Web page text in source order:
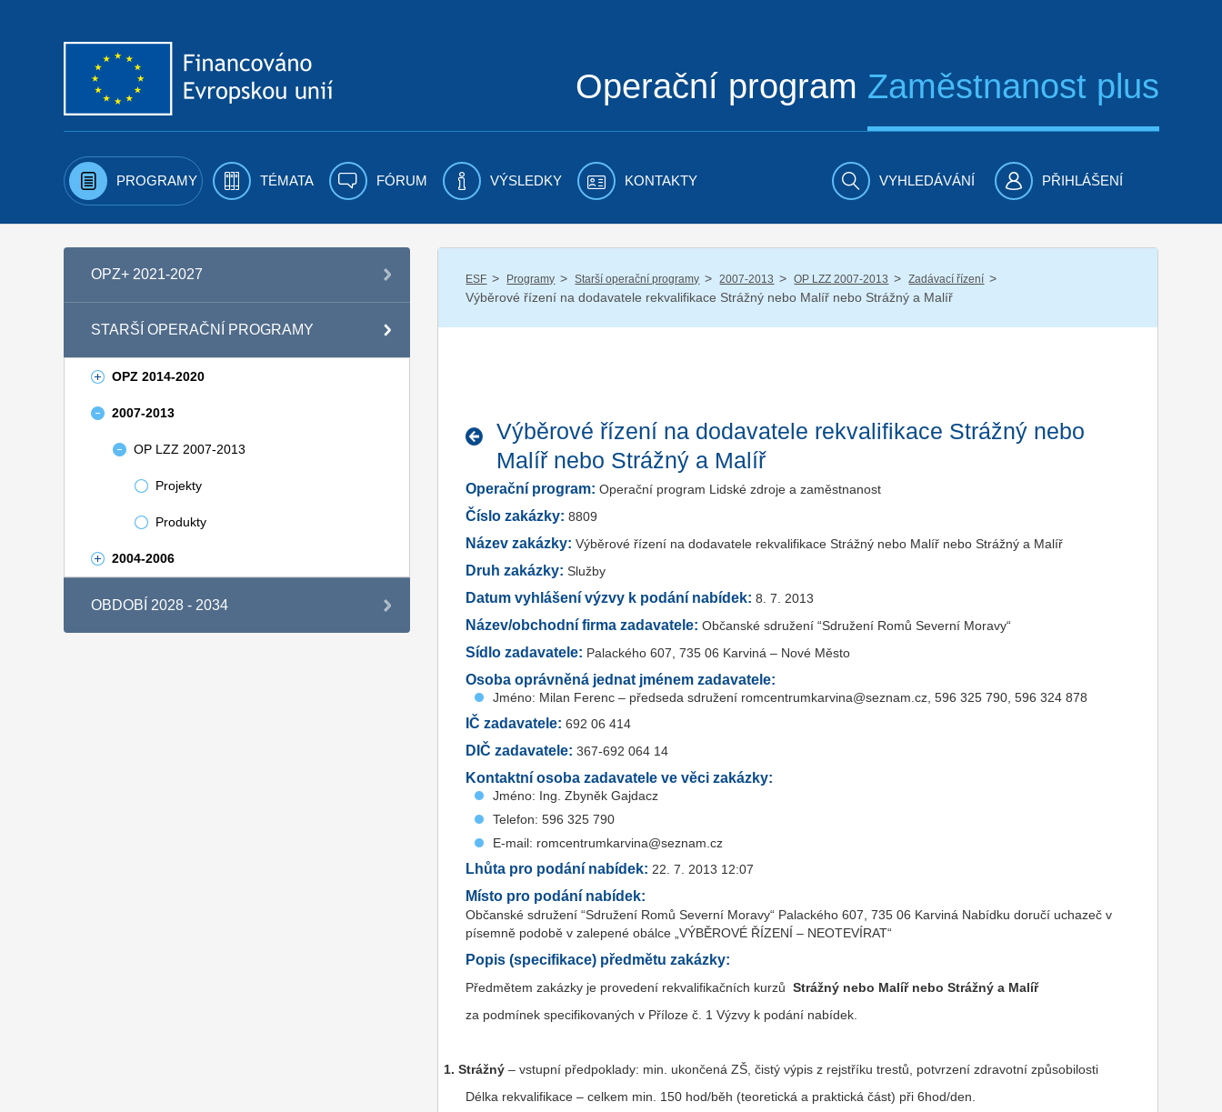
Operační program Zaměstnanost plus
PROGRAMY TÉMATA FÓRUM VÝSLEDKY KONTAKTY VYHLEDÁVÁNÍ PŘIHLÁŠENÍ
OPZ+ 2021-2027
STARŠÍ OPERAČNÍ PROGRAMY
OPZ 2014-2020
2007-2013
OP LZZ 2007-2013
Projekty
Produkty
2004-2006
OBDOBÍ 2028 - 2034
ESF / Programy / Starší operační programy / 2007-2013 / OP LZZ 2007-2013 / Zadávací řízení /
Výběrové řízení na dodavatele rekvalifikace Strážný nebo Malíř nebo Strážný a Malíř
Výběrové řízení na dodavatele rekvalifikace Strážný nebo
Malíř nebo Strážný a Malíř
Operační program: Operační program Lidské zdroje a zaměstnanost
Číslo zakázky: 8809
Název zakázky: Výběrové řízení na dodavatele rekvalifikace Strážný nebo Malíř nebo Strážný a Malíř
Druh zakázky: Služby
Datum vyhlášení výzvy k podání nabídek: 8. 7. 2013
Název/obchodní firma zadavatele: Občanské sdružení “Sdružení Romů Severní Moravy“
Sídlo zadavatele: Palackého 607, 735 06 Karviná – Nové Město
Osoba oprávněná jednat jménem zadavatele:
Jméno: Milan Ferenc – předseda sdružení romcentrumkarvina@seznam.cz, 596 325 790, 596 324 878
IČ zadavatele: 692 06 414
DIČ zadavatele: 367-692 064 14
Kontaktní osoba zadavatele ve věci zakázky:
Jméno: Ing. Zbyněk Gajdacz
Telefon: 596 325 790
E-mail: romcentrumkarvina@seznam.cz
Lhůta pro podání nabídek: 22. 7. 2013 12:07
Místo pro podání nabídek:
Občanské sdružení “Sdružení Romů Severní Moravy“ Palackého 607, 735 06 Karviná Nabídku doručí uchazeč v
písemně podobě v zalepené obálce „VÝBĚROVÉ ŘÍZENÍ – NEOTEVÍRAT“
Popis (specifikace) předmětu zakázky:
Předmětem zakázky je provedení rekvalifikačních kurzůStrážný nebo Malíř nebo Strážný a Malíř
za podmínek specifikovaných v Příloze č. 1 Výzvy k podání nabídek.
1.Strážný – vstupní předpoklady: min. ukončená ZŠ, čistý výpis z rejstříku trestů, potvrzení zdravotní způsobilosti
Délka rekvalifikace – celkem min. 150 hod/běh (teoretická a praktická část) při 6hod/den.